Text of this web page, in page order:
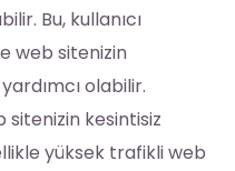
Bu, kullanıcı
web sitenizin
olabilir.
sitenizin kesintisiz
yüksek trafikli web